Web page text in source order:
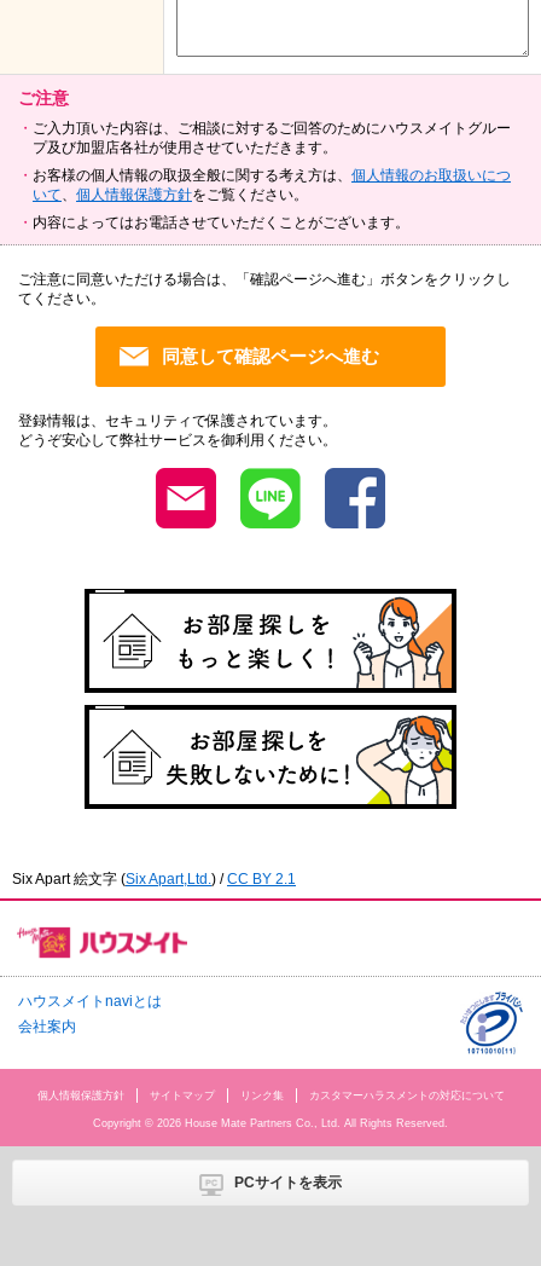
ご注意
ご入力頂いた内容は、ご相談に対するご回答のためにハウスメイトグルー
プ及び加盟店各社が使用させていただきます。
お客様の個人情報の取扱全般に関する考え方は、 個人情報のお取扱いにつ
いて
個人情報保護方針をご覧ください。
内容によってはお電話させていただくことがございます。
ご注意に同意いただける場合は、「確認ページへ進む」ボタンをクリックし
てください。
登録情報は、セキュリティで保護されています。
どうぞ安心して弊社サービスを御利用ください。
Six Apart 絵文字 (Six Apart,Ltd. ) /CC BY 2.1
ハウスメイトnaviとは
会社案内
個人情報保護方針 サイトマップ リンク集 カスタマーハラスメントの対応について
Copyright © 2026 House Mate Partners Co., Ltd. All Rights Reserved.
PCサイトを表示